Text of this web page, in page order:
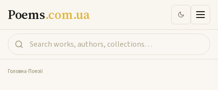
Poems.com.ua
Головна-Поезії